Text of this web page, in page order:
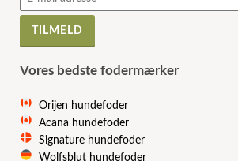
Vores bedste fodermærker
Orijen hundefoder
Acana hundefoder
Signature hundefoder
Wolfsblut hundefoder